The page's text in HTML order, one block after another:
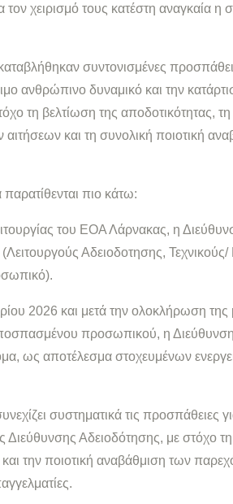
χειρισμό τους κατέστη αναγκαία
συντονισμένες
ανθρώπινο δυναμικό και την
τη βελτίωση της αποδοτικότητας,
αιτήσεων και τη συνολική ποιοτική
παρατίθενται πιο κάτω:
του ΕΟΑ Λάρνακας, η
Αδειοδοτησης,
2026 και μετά την ολοκλήρωση της
προσωπικού, η Διεύθυνση
ως αποτέλεσμα στοχευμένων
συστηματικά τις προσπάθειες
Διεύθυνσης Αδειοδότησης, με στόχο
και την ποιοτική αναβάθμιση των